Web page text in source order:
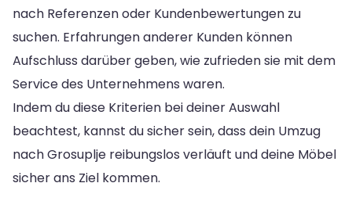
nach Referenzen oder Kundenbewertungen zu
suchen. Erfahrungen anderer Kunden können
Aufschluss darüber geben, wie zufrieden sie mit dem
Service des Unternehmens waren.
Indem du diese Kriterien bei deiner Auswahl
beachtest, kannst du sicher sein, dass dein Umzug
nach Grosuplje reibungslos verläuft und deine Möbel
sicher ans Ziel kommen.